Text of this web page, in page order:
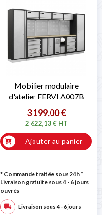
Mobilier modulaire
d'atelier FERVI A007B
3 199,00 €
2 622,13 € HT
Ajouter au panier
* Commande traitée sous 24h*
Livraison gratuite sous 4 - 6 jours
ouvrés
Livraison sous 4 - 6 jours